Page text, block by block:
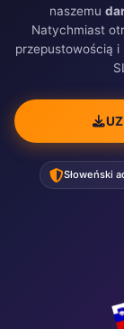
naszemu
Natychmiast
przepustowością i
Słoweński